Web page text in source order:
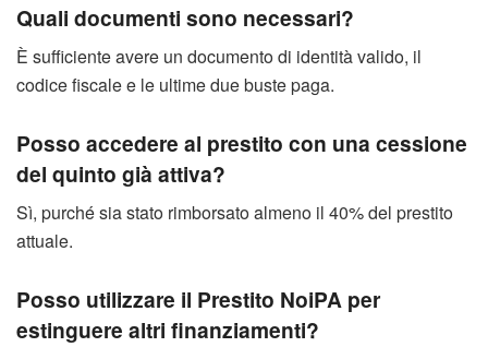
Quali documenti sono necessari?
È sufficiente avere un documento di identità valido, il
codice fiscale e le ultime due buste paga.
Posso accedere al prestito con una cessione
del quinto già attiva?
Sì, purché sia stato rimborsato almeno il 40% del prestito
attuale.
Posso utilizzare il Prestito NoiPA per
estinguere altri finanziamenti?